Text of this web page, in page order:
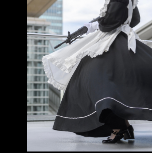
一位軍方消息人士也強調：「
對行動，荷姆茲海峽就仍然會
船舶只能依照指定航道航行，